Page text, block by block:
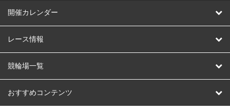
はじめての方へ
開催カレンダー
競輪
オートレース
競輪くじ
レース情報
レース予想
レース結果
競輪場一覧
北日本 函館競輪場
おすすめコンテンツ